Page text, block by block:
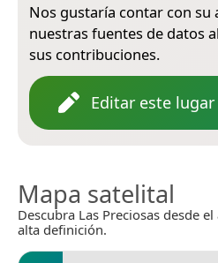
Nos gustaría contar con su
nuestras fuentes de datos
sus contribuciones.
Editar este lugar
Mapa satelital
Descubra Las Preciosas desde
alta definición.